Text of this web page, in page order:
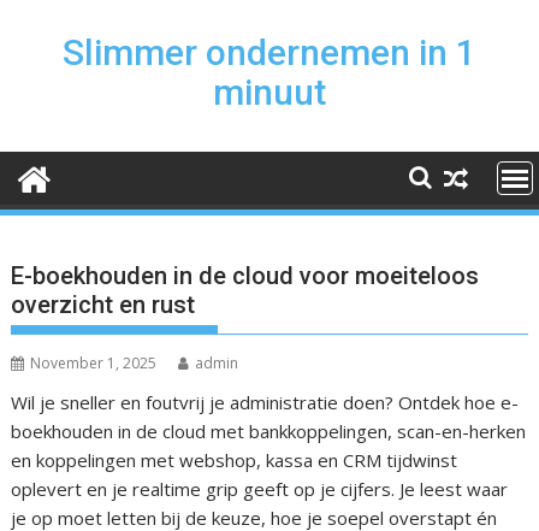
Slimmer ondernemen in 1
minuut
E-boekhouden in de cloud voor moeiteloos
overzicht en rust
November 1, 2025 admin
Wil je sneller en foutvrij je administratie doen? Ontdek hoe e-
boekhouden in de cloud met bankkoppelingen, scan-en-herken
en koppelingen met webshop, kassa en CRM tijdwinst
oplevert en je realtime grip geeft op je cijfers. Je leest waar
je op moet letten bij de keuze, hoe je soepel overstapt én